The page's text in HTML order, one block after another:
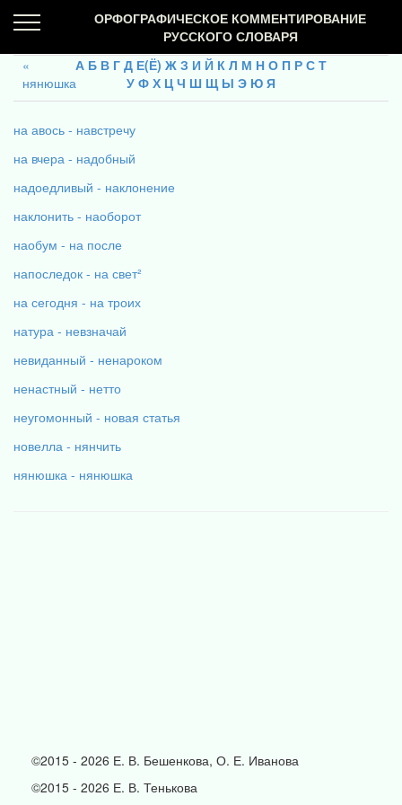
ОРФОГРАФИЧЕСКОЕ КОММЕНТИРОВАНИЕ
РУССКОГО СЛОВАРЯ
нянюшка
А Б В Г Д Е(Ё) Ж З И Й К Л М Н О П Р С Т
У Ф Х Ц Ч Ш Щ Ы Э Ю Я
на авось - навстречу
на вчера - надобный
надоедливый - наклонение
наклонить - наоборот
наобум - на после
напоследок - на свет²
на сегодня - на троих
натура - невзначай
невиданный - ненароком
ненастный - нетто
неугомонный - новая статья
новелла - нянчить
нянюшка - нянюшка
©2015 - 2026 Е. В. Бешенкова, О. Е. Иванова
©2015 - 2026 Е. В. Тенькова